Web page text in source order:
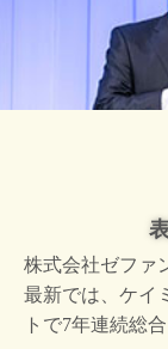
株式会社ゼファ
最新では、ケイ
トで7年連続総